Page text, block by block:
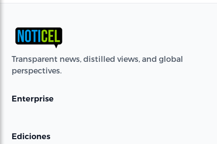
Transparent news, distilled views, and global
perspectives.
Enterprise
Ediciones